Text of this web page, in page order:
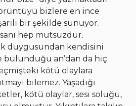
bizlere en ince
bir şekilde sunuyor.
hep mutsuzdur.
duygusundan kendisini
bulunduğu an’dan da hiç
kötü olaylara
bilemez. Yaşadığı
kötü olaylar, sesi soluğu,